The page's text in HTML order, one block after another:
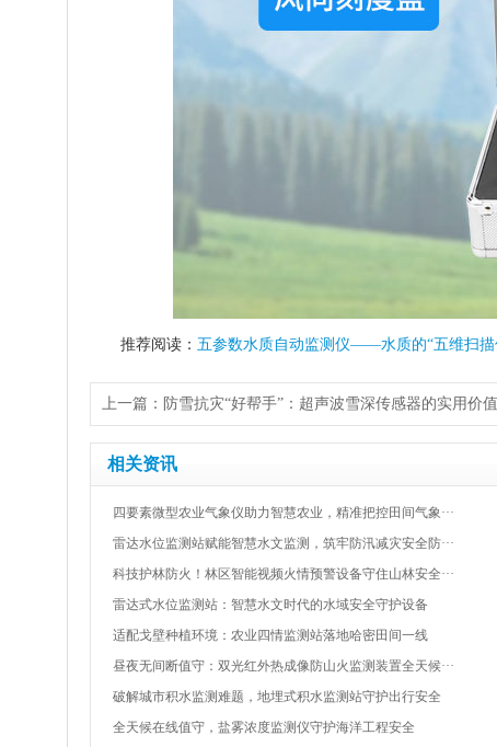
推荐阅读： 五参数水质自动监测仪——水质的“五维扫描
上一篇： 防雪抗灾“好帮手”：超声波雪深传感器的实用价值
相关资讯
四要素微型农业气象仪助力智慧农业，精准把控田间气象···
雷达水位监测站赋能智慧水文监测，筑牢防汛减灾安全防···
科技护林防火！林区智能视频火情预警设备守住山林安全···
雷达式水位监测站：智慧水文时代的水域安全守护设备
适配戈壁种植环境：农业四情监测站落地哈密田间一线
昼夜无间断值守：双光红外热成像防山火监测装置全天候···
破解城市积水监测难题，地埋式积水监测站守护出行安全
全天候在线值守，盐雾浓度监测仪守护海洋工程安全